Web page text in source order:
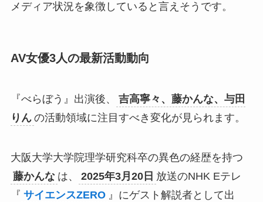
メディア状況を象徴していると言えそうです。
AV女優3人の最新活動動向
『べらぼう』出演後、
吉高寧々、藤かんな、与田
りん の活動領域に注目すべき変化が見られます。
大阪大学大学院理学研究科卒の異色の経歴を持つ
藤かんな は、 2025年3月20日 放送のNHK Eテレ
『 サイエンスZERO 』にゲスト解説者として出